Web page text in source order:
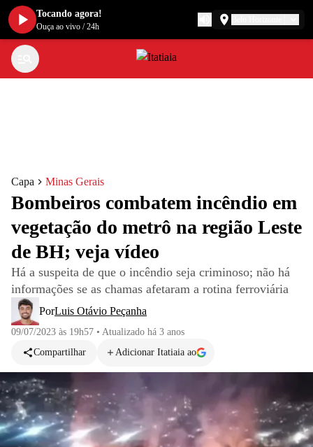
Capa Minas Gerais
Bombeiros combatem incêndio em
vegetação do metrô na região Leste
de BH; veja vídeo
Há a suspeita de que o incêndio seja criminoso; não há
informações se as chamas afetaram a rotina ferroviária
PorLuis Otávio Peçanha
09/07/2023 às 19h57 • Atualizado há 3 anos
Compartilhar
Adicionar Itatiaia ao
Tocando agora!
Ouça ao vivo /24h